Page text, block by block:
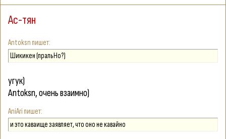
Ас-тян
Antoksn
Шикикен (пральНо?)
угук)
Antoksn, очень взаимно)
AniAri
и это каваище заявляет, что оно не кавайно